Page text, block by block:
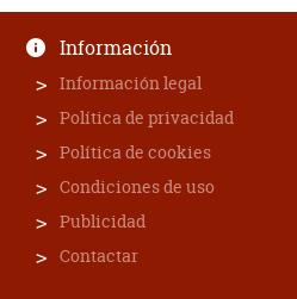
Información
Información legal
Política de privacidad
Política de cookies
Condiciones de uso
Publicidad
Contactar